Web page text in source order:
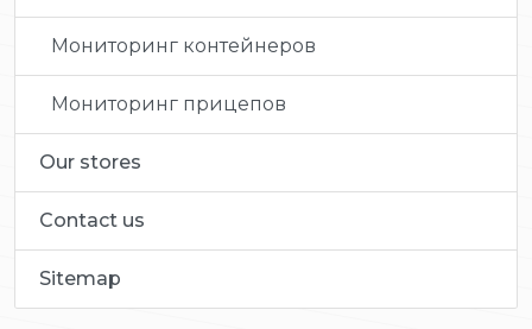
Мониторинг контейнеров
Мониторинг прицепов
Our stores
Contact us
Sitemap